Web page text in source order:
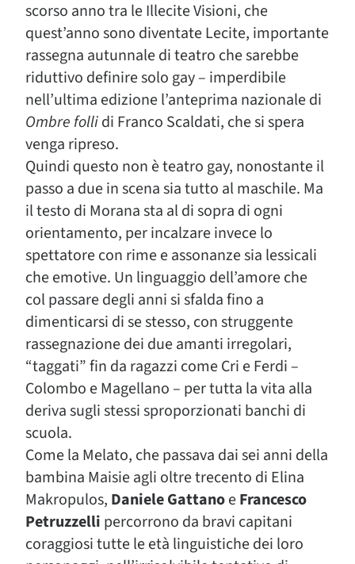
scorso anno tra le Illecite Visioni, che
quest’anno sono diventate Lecite, importante
rassegna autunnale di teatro che sarebbe
riduttivo definire solo gay – imperdibile
nell’ultima edizione l’anteprima nazionale di
Ombre follidi Franco Scaldati, che si spera
venga ripreso.
Quindi questo non è teatro gay, nonostante il
passo a due in scena sia tutto al maschile. Ma
il testo di Morana sta al di sopra di ogni
orientamento, per incalzare invece lo
spettatore con rime e assonanze sia lessicali
che emotive. Un linguaggio dell’amore che
col passare degli anni si sfalda fino a
dimenticarsi di se stesso, con struggente
rassegnazione dei due amanti irregolari,
“taggati” fin da ragazzi come Cri e Ferdi –
Colombo e Magellano – per tutta la vita alla
deriva sugli stessi sproporzionati banchi di
scuola.
Come la Melato, che passava dai sei anni della
bambina Maisie agli oltre trecento di Elina
Makropulos, Daniele GattanoeFrancesco
Petruzzelli percorrono da bravi capitani
coraggiosi tutte le età linguistiche dei loro